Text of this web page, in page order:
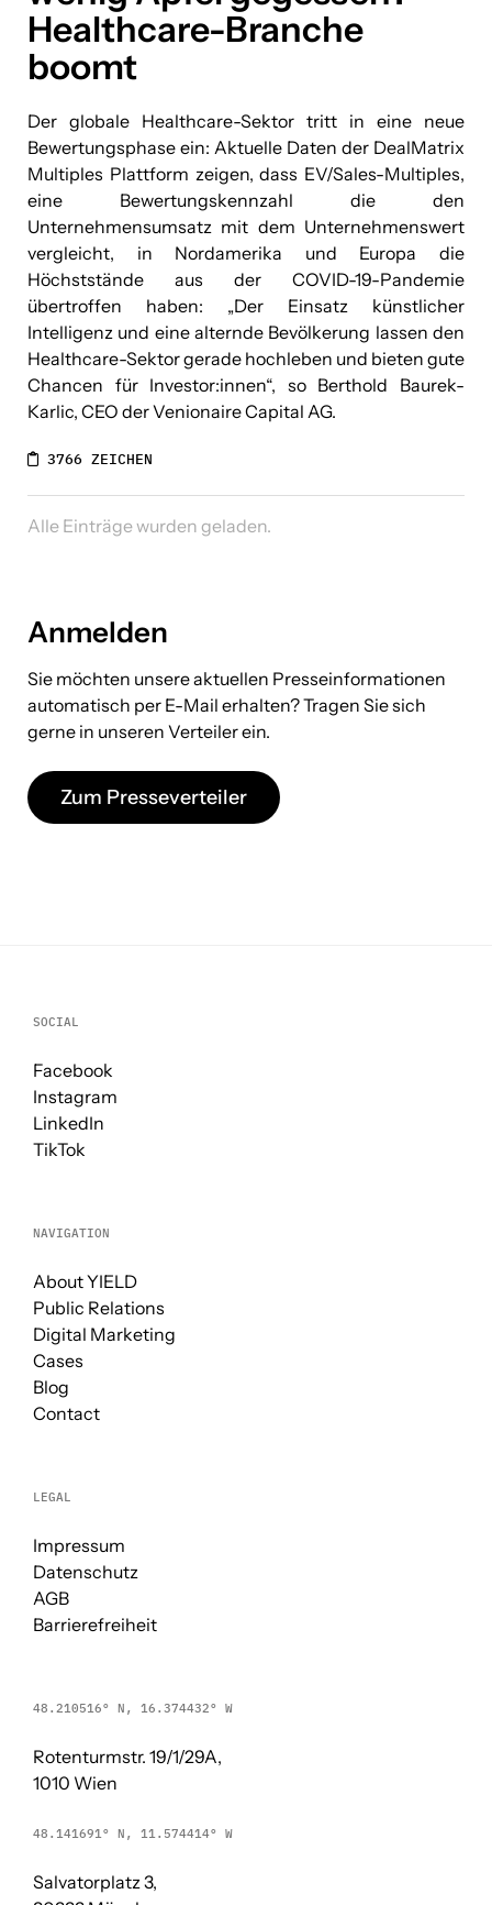
Healthcare-Branche
boomt
Der globale Healthcare-Sektor tritt in eine neue
Bewertungsphase ein: Aktuelle Daten der DealMatrix
Multiples Plattform zeigen, dass EV/Sales-Multiples,
eine Bewertungskennzahl die den
Unternehmensumsatz mit dem Unternehmenswert
vergleicht, in Nordamerika und Europa die
Höchststände aus der COVID-19-Pandemie
übertroffen haben: „Der Einsatz künstlicher
Intelligenz und eine alternde Bevölkerung lassen den
Healthcare-Sektor gerade hochleben und bieten gute
Chancen für Investor:innen“, so Berthold Baurek-
Karlic, CEO der Venionaire Capital AG.
3766 ZEICHEN
Alle Einträge wurden geladen.
Anmelden
Sie möchten unsere aktuellen Presseinformationen
automatisch per E-Mail erhalten? Tragen Sie sich
gerne in unseren Verteiler ein.
Zum Presseverteiler
SOCIAL
Facebook
Instagram
LinkedIn
TikTok
NAVIGATION
About YIELD
Public Relations
Digital Marketing
Cases
Blog
Contact
LEGAL
Impressum
Datenschutz
AGB
Barrierefreiheit
48.210516° N, 16.374432° W
Rotenturmstr. 19/1/29A,
1010 Wien
48.141691° N, 11.574414° W
Salvatorplatz 3,